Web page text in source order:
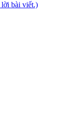
bài viết.)